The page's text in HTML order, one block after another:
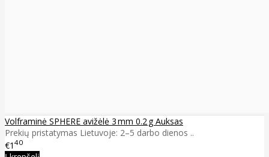
Volframinė SPHERE avižėlė 3 mm 0.2 g Auksas
Prekių pristatymas Lietuvoje: 2–5 darbo dienos ..
€1 40